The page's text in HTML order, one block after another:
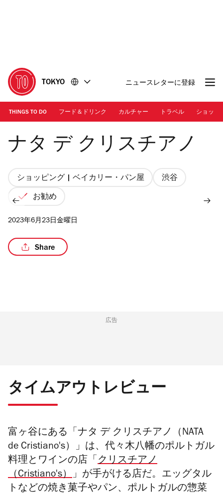
に
移
動
移
動
TOKYO ニュースレターに登録
THINGS TO DO フード＆ドリンク カルチャー トラベル ショッピ
Photo: Nata de Cristiano
ナタ デ クリスチアノ
ショッピング | ベイカリー・パン屋 渋谷
お勧め
2023年6月23日金曜日
Share
広告
タイムアウトレビュー
富ヶ谷にある「ナタ デ クリスチアノ（NATA
de Cristiano's）」は、代々木八幡のポルトガル
料理とワインの店「 クリスチアノ
（Cristiano's）」が手がける店だ。エッグタル
トなどの焼き菓子やパン、ポルトガルの惣菜